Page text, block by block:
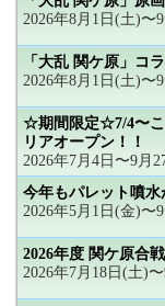
2026年8月1日(土)〜
「大乱 関ケ原」コ
2026年8月1日(土)〜
☆期間限定☆7/4〜こ
リアオープン！！
2026年7月4日〜9
今年もパレット噴水
2026年5月1日(金)〜
2026年度 関ケ原合
2026年7月18日(土)